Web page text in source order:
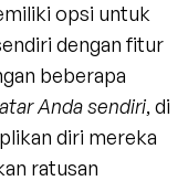
opsi untuk
beberapa
Anda sendiri, di
diri mereka
ratusan